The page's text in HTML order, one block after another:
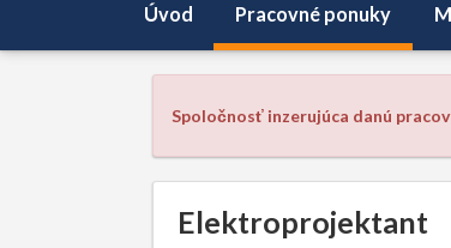
Úvod Pracovné ponuky
Spoločnosť inzerujúca danú
Elektroprojektant